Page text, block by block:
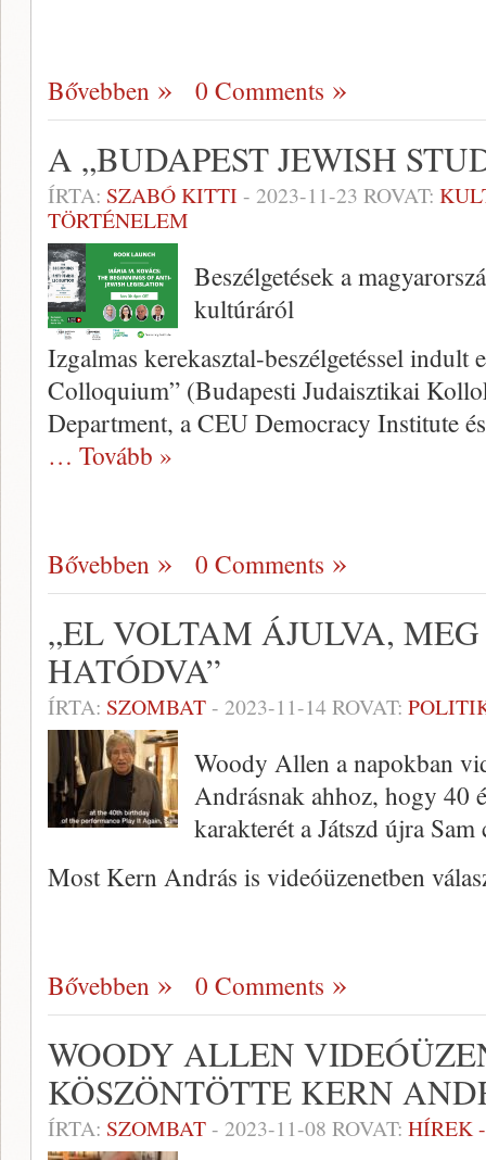
Bővebben 0 Comments
A „BUDAPEST JEWISH
ÍRTA: SZABÓ KITTI - 2023-11-23 ROVAT:
TÖRTÉNELEM
Beszélgetések a
kultúráról
Izgalmas kerekasztal-beszélgetéssel indult
Colloquium” (Budapesti Judaisztikai
Department, a CEU Democracy Institute
… Tovább »
Bővebben 0 Comments
„EL VOLTAM ÁJULVA,
HATÓDVA”
ÍRTA: SZOMBAT- 2023-11-14ROVAT:
Woody Allen a napokban
Andrásnak ahhoz, hogy 40
karakterét a Játszd újra Sam
Most Kern András is videóüzenetben
Bővebben 0 Comments
WOODY ALLEN
KÖSZÖNTÖTTE KERN
ÍRTA: SZOMBAT- 2023-11-08 ROVAT: HÍREK